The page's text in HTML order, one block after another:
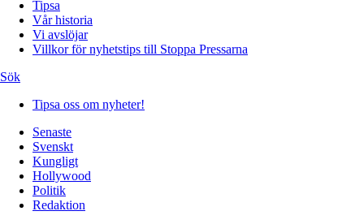
Tipsa
Vår historia
Vi avslöjar
Villkor för nyhetstips till Stoppa Pressarna
Sök
Tipsa oss om nyheter!
Senaste
Svenskt
Kungligt
Hollywood
Politik
Redaktion